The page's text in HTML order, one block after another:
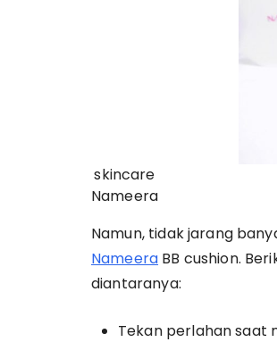
skincare
Nameera
Namun, tidak jarang
Nameera BB cushion.
diantaranya:
Tekan perlahan saat